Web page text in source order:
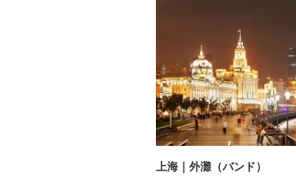
上海｜外灘（バンド）